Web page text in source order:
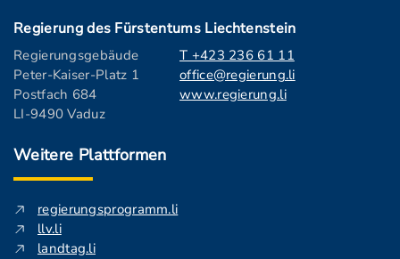
Regierung des Fürstentums Liechtenstein
Regierungsgebäude
Peter-Kaiser-Platz 1
Postfach 684
LI-9490 Vaduz
T +423 236 61 11
office@regierung.li
www.regierung.li
Weitere Plattformen
regierungsprogramm.li
llv.li
landtag.li